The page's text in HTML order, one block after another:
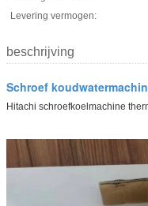
Levering vermogen:
beschrijving
Schroef
Hitachi schroefkoelmachine